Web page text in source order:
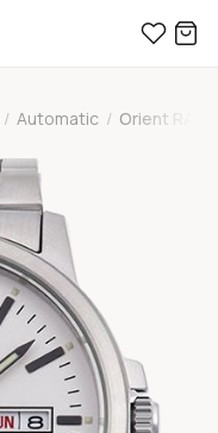
/ Automatic / Orient RA-